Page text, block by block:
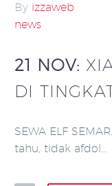
By izzaweb
news
21 NOV:
DI
SEWA ELF
tahu, tidak afdol…